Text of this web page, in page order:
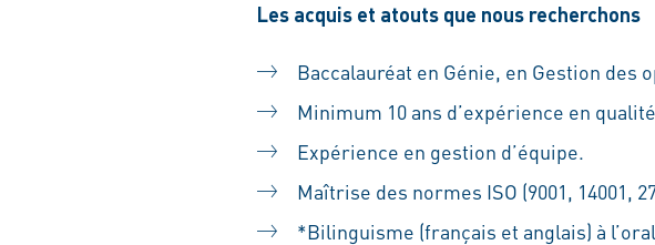
Les acquis et atouts que nous recherchons
Baccalauréat en Génie, en Gestion des
Minimum 10 ans d’expérience en
Expérience en gestion d’équipe.
Maîtrise des normes ISO (9001, 14001,
*Bilinguisme (français et anglais) à